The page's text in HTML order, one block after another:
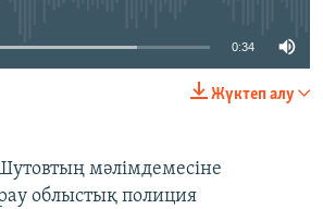
0:34
Жүктеп алу
мәлімдемесіне
облыстық полиция